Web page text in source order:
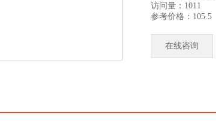
访问量：1011
参考价格：105.5
在线咨询